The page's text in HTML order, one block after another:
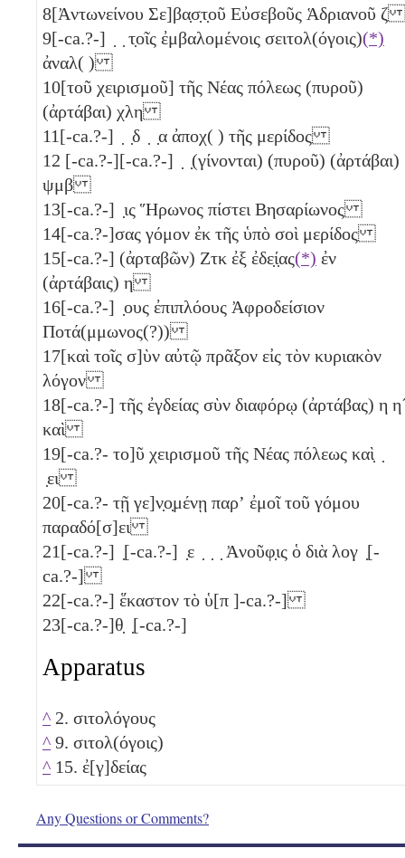
8[Ἀντωνείνου Σε]βα̣σ̣τ̣οῦ Εὐσεβοῦς Ἁδριανοῦ ζ
9[-ca.?-] ̣ ̣ τ̣οῖς ἐμβαλομένοις σειτολ(όγοις)(*)
ἀναλ( )
10[τοῦ χειρισμοῦ] τῆς Νέας πόλεως (πυροῦ)
(ἀρτάβαι) χλη
11[-ca.?-] ̣ ̣δ ̣ ̣α ἀποχ( ) τῆς μερίδος
12 [-ca.?-][-ca.?-] ̣ ̣(γίνονται) (πυροῦ) (ἀρτάβαι)
ψμβ
13[-ca.?-] ̣ις Ἥρωνος πίστει Βησαρίωνος
14[-ca.?-]σας γόμον ἐκ τῆς ὑπὸ σοὶ μερίδος
15[-ca.?-] (ἀρταβῶν) Ζτκ ἐξ ἐδε̣ί̣ας(*) ἐν
(ἀρτάβαις) η
16[-ca.?-] ̣ους ἐπιπλόους Ἀφροδείσιον
Ποτά(μμωνος(?))
17[καὶ τοῖς σ]ὺν αὐτῷ πρᾶξον εἰς τὸν κυριακὸν
λόγον
18[-ca.?-] τῆς ἐγδείας σὺν διαφόρῳ (ἀρτάβας) η
καὶ
19[-ca.?- το]ῦ χειρισμοῦ τῆς Νέας πόλεως καὶ̣ ̣
̣ει
20[-ca.?- τῇ γε]ν̣ο̣μένῃ παρʼ ἐμοῖ τοῦ γόμου
παραδό[σ]ει
21[-ca.?-] ̣[-ca.?-] ̣ε ̣ ̣ ̣ Ἀνοῦφ̣ις ὁ διὰ λογ ̣[-
ca.?-]
22[-ca.?-] ἕκαστον τὸ ὑ[π ]-ca.?-]
23[-ca.?-]θ̣ ̣[-ca.?-]
Apparatus
^ 2. σιτολόγους
^ 9. σιτολ(όγοις)
^ 15. ἐ[γ]δείας
Any Questions or Comments?